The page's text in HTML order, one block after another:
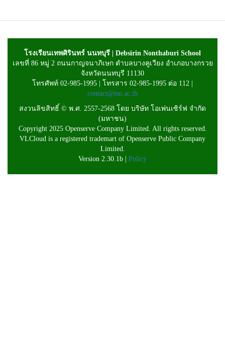
โรงเรียนเทพศิรินทร์ นนทบุรี | Debsirin Nonthaburi School
เลขที่ 86 หมู่ 2 ถนนกาญจนาภิเษก ตำบลบางคูเวียง อำเภอบางกรวย
จังหวัดนนทบุรี 11130
โทรศัพท์ 02-985-1995 | โทรสาร 02-985-1995 ต่อ 112 |
contact@tsn.ac.th
สงวนลิขสิทธิ์ © พ.ศ. 2557-2568 โดย บริษัท โอเพ่นเซิร์ฟ จำกัด
(มหาชน)
Copyright 2025 Openserve Company Limited. All rights reserved.
VLCloud is a registered trademart of Openserve Public Company
Limited.
Version 2.30.1b | Policy